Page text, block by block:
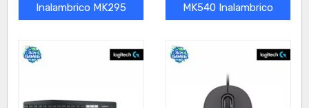
Inalambrico MK295
MK540 Inalambrico